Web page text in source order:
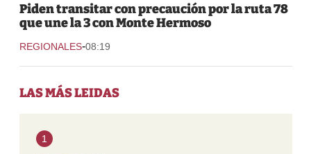
Piden transitar con precaución por la ruta 78
que une la 3 con Monte Hermoso
REGIONALES-08:19
LAS MÁS LEIDAS
1